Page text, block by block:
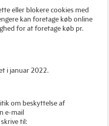
eller blokere cookies med
kan foretage køb online
for at foretage køb pr.
i januar 2022.
om beskyttelse af
e-mail
til: